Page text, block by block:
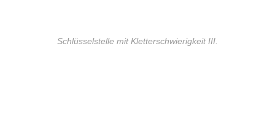
Schlüsselstelle mit Kletterschwierigkeit III.